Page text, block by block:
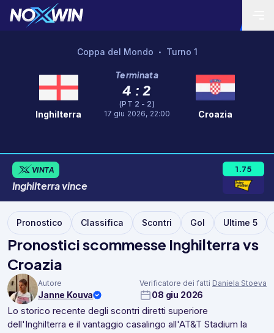
Coppa del Mondo • Turno 1
Inghilterra
Terminata
4 : 2
(PT 2 - 2)
17 giu 2026, 22:00
Croazia
VINTA
Inghilterravince
1.75
Pronostico Classifica Scontri Gol Ultime 5
Pronostici scommesse Inghilterra vs
Croazia
Autore
Janne Kouva
Verificatore dei fatti Daniela Stoeva
08 giu 2026
Lo storico recente degli scontri diretti superiore
dell'Inghilterra e il vantaggio casalingo all'AT&T Stadium la